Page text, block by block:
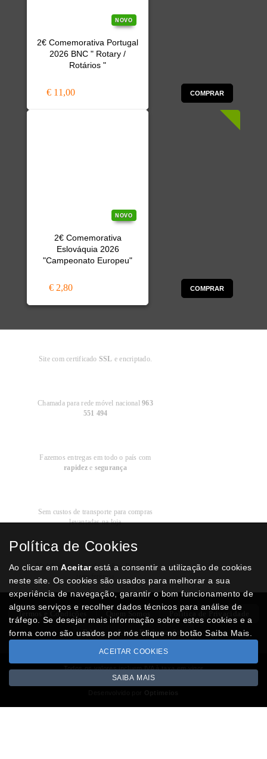
NOVO
2€ Comemorativa Portugal
2026 BNC " Rotary /
Rotários "
€ 11,00 COMPRAR
NOVO
2€ Comemorativa
Eslováquia 2026
"Campeonato Europeu"
€ 2,80 COMPRAR
Site com certificado SSL e encriptado.
Chamada para rede móvel nacional963
551 494
Fazemos entregas em todo o país com
rapideze segurança
Sem custos de transporte para compras
levantadas na loja
Modos dePagamento
Multibanco, cartão de crédito, Paypal ou
transferência
Termos e Condições Politica de Privacidade
RAL Livro Reclamações
Todos os valores incluem IVA à taxa em vigor
Copyright © NUMISMATICAJA.com 2026
Política de Cookies
Ao clicar emAceitarestá a consentir a utilização de cookies
neste site. Os cookies são usados para melhorar a sua
experiência de navegação, garantir o bom funcionamento de
alguns serviços e recolher dados técnicos para análise de
tráfego. Se desejar mais informação sobre estes cookies e a
forma como são usados por nós clique no botão Saiba Mais.
ACEITAR COOKIES
SAIBA MAIS